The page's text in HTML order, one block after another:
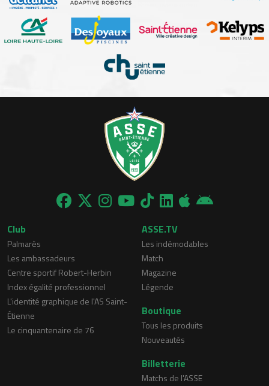
Club
Palmarès
Les ambassadeurs
Centre sportif Robert-Herbin
Index égalité professionnel
L'identité graphique de l'AS Saint-
Étienne
Le cinquantenaire de 76
ASSE.TV
Les indémodables
Match
Magazine
Légende
Boutique
Tous les produits
Nouveautés
Billetterie
Matchs de l'ASSE